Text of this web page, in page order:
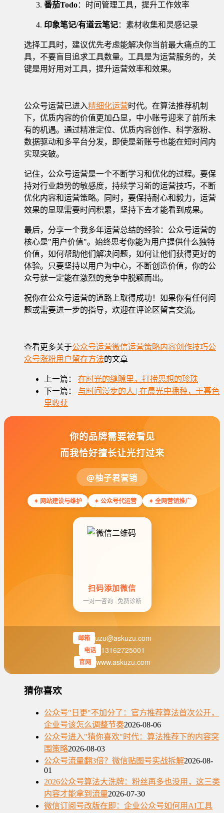
番茄Todo：时间管理工具，提升工作效率
印象笔记/有道云笔记：素材收集和灵感记录
选择工具时，建议优先考虑能解决你当前最大痛点的工
具，不要盲目追求工具数量。工具是为运营服务的，关
键是用好用对工具，提升运营效率和效果。
公众号运营已进入精细化运营时代。在算法推荐机制
下，优质内容的价值更加凸显，中小账号迎来了前所未
有的机遇。通过精准定位、优质内容创作、科学涨粉、
数据驱动和多平台分发，即使是新账号也能在短时间内
实现突破。
记住，公众号运营是一个不断学习和优化的过程。要保
持对行业趋势的敏感度，持续学习新的运营技巧，不断
优化内容和运营策略。同时，要保持耐心和毅力，运营
效果的显现需要时间积累，坚持下去才能看到成果。
最后，分享一个我多年运营总结的经验：公众号运营的
核心是"用户价值"。始终思考你能为用户提供什么独特
价值，如何帮助他们解决问题，如何让他们获得更好的
体验。只要坚持以用户为中心，不断创造价值，你的公
众号就一定能在激烈的竞争中脱颖而出。
祝你在公众号运营的道路上取得成功！如果你有任何问
题或需要进一步的指导，欢迎在评论区留言交流。
查看更多关于公众号运营微信运营策略内容创作技巧公
众号涨粉用户留存方法的文章
上一篇： 在时光的缝隙里，打捞思想的珍珠
下一篇： 与时间漫步的人 | 在晨光中播种，于暮色
里收获
你的品牌需要被看见
而我恰好擅长让光打过来
@柚子君营销
✦ 网站建设与维护 ✦ 公众号代运营 ✦ 全网营销推广
扫码添加微信
一对一咨询 · 免费诊断
邮箱 uzu@askuzu.com
电话 13162725001
官网 www.askuzu.com
猜你喜欢
公众号"日更"不加分了：官方推荐算法首次公开，
企业号该怎么调整节奏2026-08-06
公众号进入"猜你喜欢"时代：算法推荐下的内容突
围策略2026-08-03
公众号流量翻3倍？微信贴图号实战拆解2026-08-
01
2026公众号算法大洗牌：粉丝再多也没用，这三类
内容才能拿到流量2026-07-30
微信订阅号改版在即：企业公众号如何用AI工具